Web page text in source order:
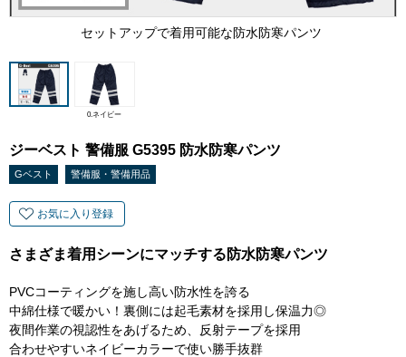
セットアップで着用可能な防水防寒パンツ
0.ネイビー
ジーベスト 警備服 G5395 防水防寒パンツ
Gベスト 警備服・警備用品
お気に入り登録
さまざま着用シーンにマッチする防水防寒パンツ
PVCコーティングを施し高い防水性を誇る
中綿仕様で暖かい！裏側には起毛素材を採用し保温力◎
夜間作業の視認性をあげるため、反射テープを採用
合わせやすいネイビーカラーで使い勝手抜群